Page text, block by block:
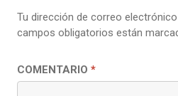
Tu dirección de correo
campos obligatorios están
COMENTARIO *